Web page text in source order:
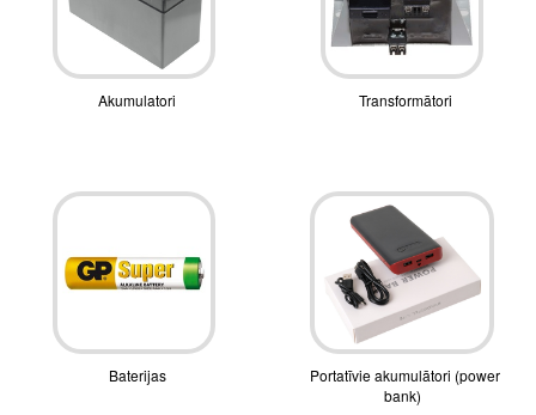
Akumulatori Transformātori
Baterijas
Portatīvie akumulātori (power
bank)